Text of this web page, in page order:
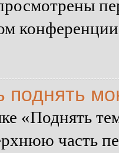
поднять
«Поднять
часть